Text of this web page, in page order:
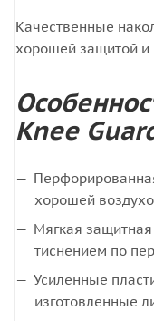
Качественные
хорошей защитой и
Knee
хорошей
Мягкая
тиснением по
Усиленные
изготовленные